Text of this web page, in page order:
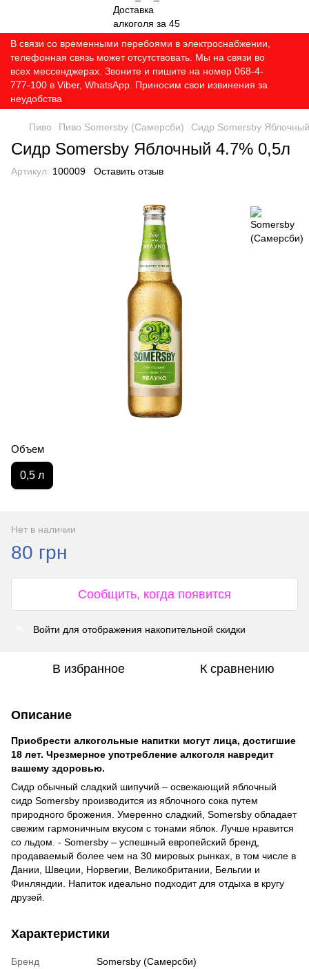
В связи со временными перебоями в электроснабжении,
телефонная связь может отсутствовать. Мы на связи во
всех мессенджерах. Звоните и пишите на номер 068-4-
777-100 в Viber, WhatsApp. Приносим свои извинения за
неудобства
Пиво Пиво Somersby (Самерсби) Сидр Somersby
Сидр Somersby Яблочный 4.7% 0,5л
Артикул: 100009 Оставить отзыв
Объем
0,5 л
Нет в наличии
80 грн
Сообщить, когда появится
Войти для отображения накопительной скидки
В избранное К сравнению
Описание
Приобрести алкогольные напитки могут лица, достигшие
18 лет. Чрезмерное употребление алкоголя навредит
вашему здоровью.
Сидр обычный сладкий шипучий – освежающий яблочный
сидр Somersby производится из яблочного сока путем
природного брожения. Умеренно сладкий, Somersby обладает
свежим гармоничным вкусом с тонами яблок. Лучше нравится
со льдом. - Somersby – успешный европейский бренд,
продаваемый более чем на 30 мировых рынках, в том числе в
Дании, Швеции, Норвегии, Великобритании, Бельгии и
Финляндии. Напиток идеально подходит для отдыха в кругу
друзей.
Характеристики
Бренд
Somersby (Самерсби)